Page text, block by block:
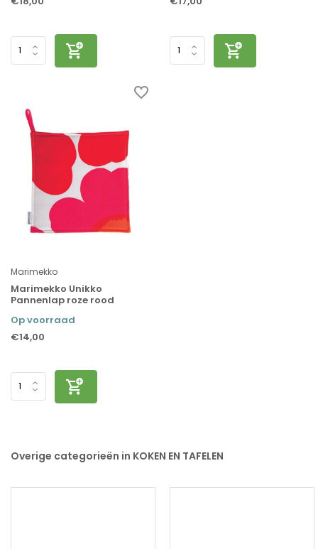
Marimekko
Marimekko Unikko
Pannenlap roze rood
Op voorraad
€14,00
Overige categorieën in KOKEN EN TAFELEN